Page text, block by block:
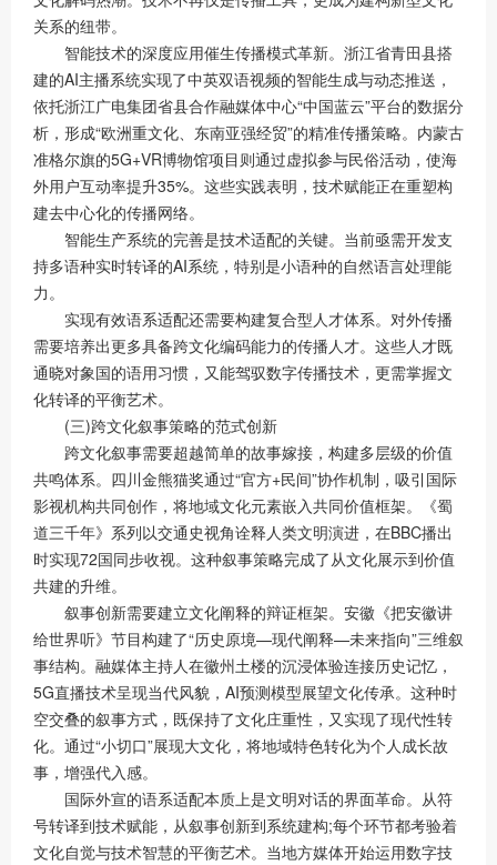
关系的纽带。
智能技术的深度应用催生传播模式革新。浙江省青田县搭
建的AI主播系统实现了中英双语视频的智能生成与动态推送，
依托浙江广电集团省县合作融媒体中心“中国蓝云”平台的数据分
析，形成“欧洲重文化、东南亚强经贸”的精准传播策略。内蒙古
准格尔旗的5G+VR博物馆项目则通过虚拟参与民俗活动，使海
外用户互动率提升35%。这些实践表明，技术赋能正在重塑构
建去中心化的传播网络。
智能生产系统的完善是技术适配的关键。当前亟需开发支
持多语种实时转译的AI系统，特别是小语种的自然语言处理能
力。
实现有效语系适配还需要构建复合型人才体系。对外传播
需要培养出更多具备跨文化编码能力的传播人才。这些人才既
通晓对象国的语用习惯，又能驾驭数字传播技术，更需掌握文
化转译的平衡艺术。
(三)跨文化叙事策略的范式创新
跨文化叙事需要超越简单的故事嫁接，构建多层级的价值
共鸣体系。四川金熊猫奖通过“官方+民间”协作机制，吸引国际
影视机构共同创作，将地域文化元素嵌入共同价值框架。《蜀
道三千年》系列以交通史视角诠释人类文明演进，在BBC播出
时实现72国同步收视。这种叙事策略完成了从文化展示到价值
共建的升维。
叙事创新需要建立文化阐释的辩证框架。安徽《把安徽讲
给世界听》节目构建了“历史原境—现代阐释—未来指向”三维叙
事结构。融媒体主持人在徽州土楼的沉浸体验连接历史记忆，
5G直播技术呈现当代风貌，AI预测模型展望文化传承。这种时
空交叠的叙事方式，既保持了文化庄重性，又实现了现代性转
化。通过“小切口”展现大文化，将地域特色转化为个人成长故
事，增强代入感。
国际外宣的语系适配本质上是文明对话的界面革命。从符
号转译到技术赋能，从叙事创新到系统建构;每个环节都考验着
文化自觉与技术智慧的平衡艺术。当地方媒体开始运用数字技